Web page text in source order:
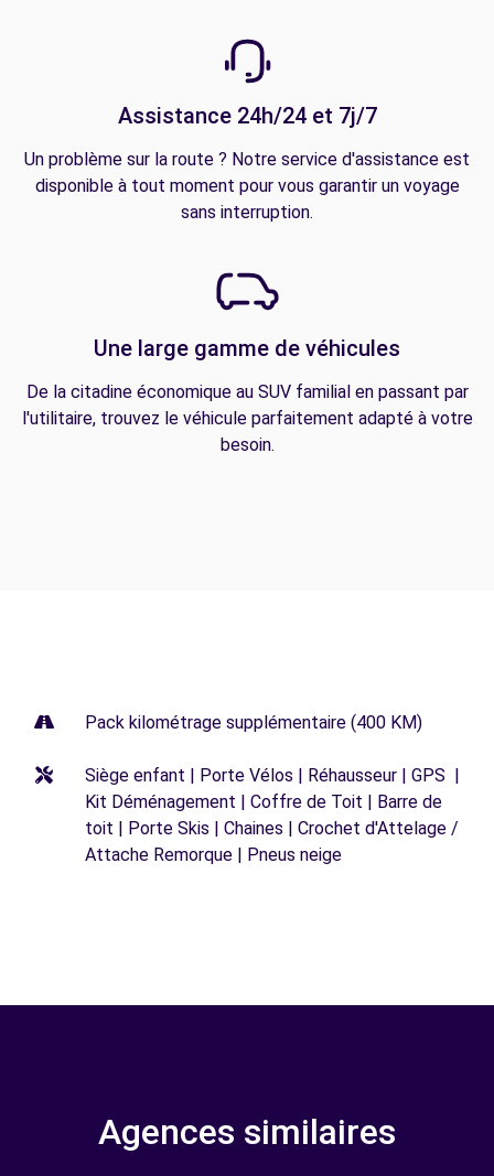
Assistance 24h/24 et 7j/7
Un problème sur la route ? Notre service d'assistance est
disponible à tout moment pour vous garantir un voyage
sans interruption.
Une large gamme de véhicules
De la citadine économique au SUV familial en passant par
l'utilitaire, trouvez le véhicule parfaitement adapté à votre
besoin.
Pack kilométrage supplémentaire (400 KM)
Siège enfant | Porte Vélos | Réhausseur | GPS |
Kit Déménagement | Coffre de Toit | Barre de
toit | Porte Skis | Chaines | Crochet d'Attelage /
Attache Remorque | Pneus neige
Agences similaires